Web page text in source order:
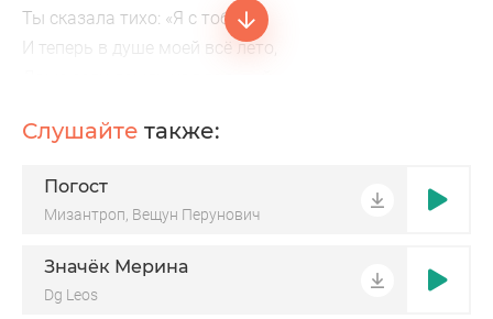
Ты сказала тихо: «Я с тобой».
И теперь в душе моей всё лето,
Снова верит в чудо.
С тобой счастливым я буду,
Когда ты рядом — светятся глаза,
Слушайте также:
Погост
Мизантроп, Вещун Перунович
Значёк Мерина
Dg Leos